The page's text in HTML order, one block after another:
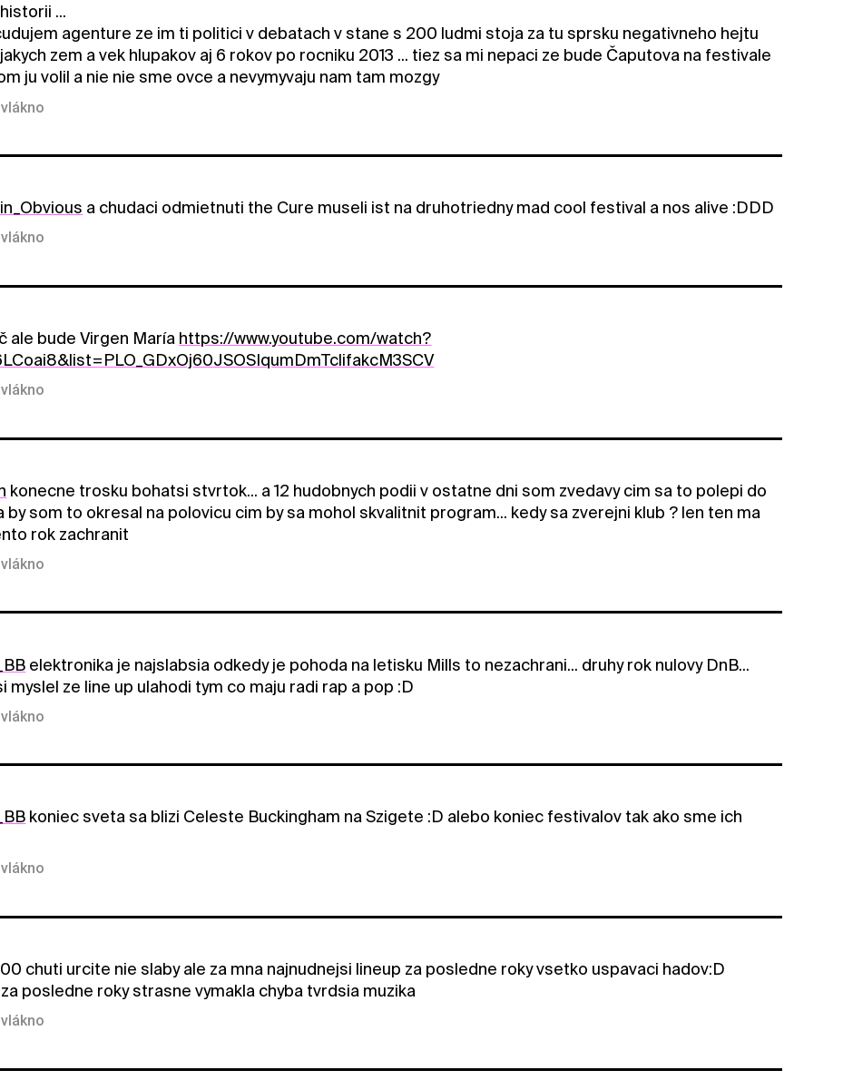
...
agenture ze im ti politici v debatach v stane s 200 ludmi stoja za tu sprsku negativneho hejtu
zem a vek hlupakov aj 6 rokov po rocniku 2013 ... tiez sa mi nepaci ze bude Čaputova na festivale
ju volil a nie nie sme ovce a nevymyvaju nam tam mozgy
a chudaci odmietnuti the Cure museli ist na druhotriedny mad cool festival a nos alive :DDD
ale bude Virgen María https://www.youtube.com/watch?
konecne trosku bohatsi stvrtok... a 12 hudobnych podii v ostatne dni som zvedavy cim sa to polepi do
by som to okresal na polovicu cim by sa mohol skvalitnit program... kedy sa zverejni klub ? len ten ma
rok zachranit
elektronika je najslabsia odkedy je pohoda na letisku Mills to nezachrani... druhy rok nulovy DnB...
myslel ze line up ulahodi tym co maju radi rap a pop :D
koniec sveta sa blizi Celeste Buckingham na Szigete :D alebo koniec festivalov tak ako sme ich
chuti urcite nie slaby ale za mna najnudnejsi lineup za posledne roky vsetko uspavaci hadov:D
posledne roky strasne vymakla chyba tvrdsia muzika